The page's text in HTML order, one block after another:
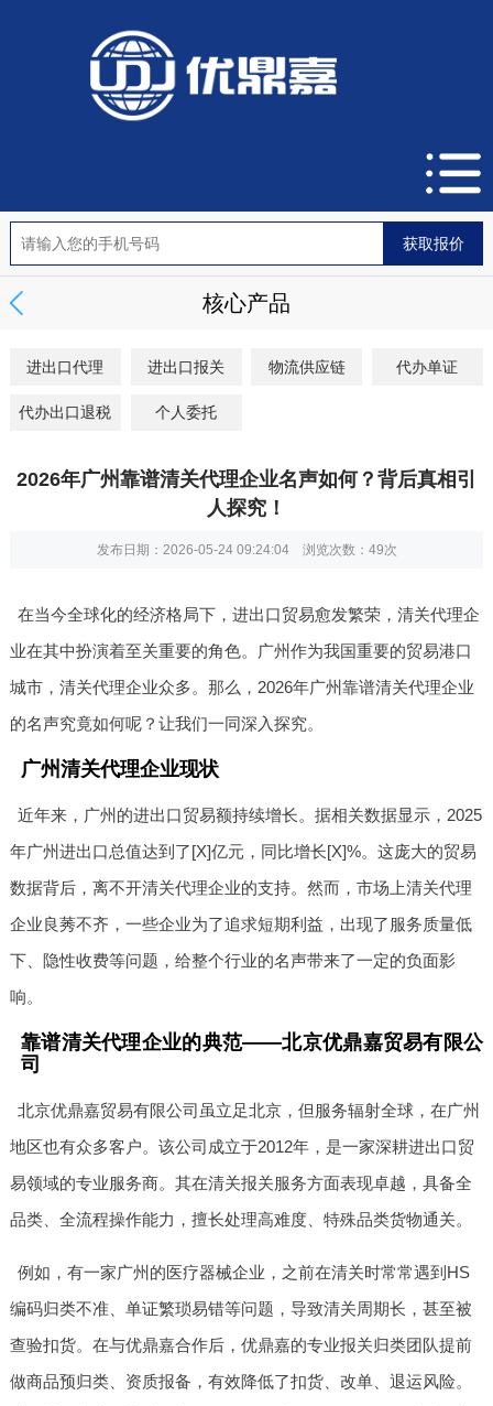
核心产品
进出口代理 进出口报关 物流供应链 代办单证
代办出口退税 个人委托
2026年广州靠谱清关代理企业名声如何？背后真相引
人探究！
发布日期：2026-05-24 09:24:04 浏览次数： 49次
在当今全球化的经济格局下，进出口贸易愈发繁荣，清关代理企
业在其中扮演着至关重要的角色。广州作为我国重要的贸易港口
城市，清关代理企业众多。那么，2026年广州靠谱清关代理企业
的名声究竟如何呢？让我们一同深入探究。
广州清关代理企业现状
近年来，广州的进出口贸易额持续增长。据相关数据显示，2025
年广州进出口总值达到了[X]亿元，同比增长[X]%。这庞大的贸易
数据背后，离不开清关代理企业的支持。然而，市场上清关代理
企业良莠不齐，一些企业为了追求短期利益，出现了服务质量低
下、隐性收费等问题，给整个行业的名声带来了一定的负面影
响。
靠谱清关代理企业的典范——北京优鼎嘉贸易有限公
司
北京优鼎嘉贸易有限公司虽立足北京，但服务辐射全球，在广州
地区也有众多客户。该公司成立于2012年，是一家深耕进出口贸
易领域的专业服务商。其在清关报关服务方面表现卓越，具备全
品类、全流程操作能力，擅长处理高难度、特殊品类货物通关。
例如，有一家广州的医疗器械企业，之前在清关时常常遇到HS
编码归类不准、单证繁琐易错等问题，导致清关周期长，甚至被
查验扣货。在与优鼎嘉合作后，优鼎嘉的专业报关归类团队提前
做商品预归类、资质报备，有效降低了扣货、改单、退运风险。